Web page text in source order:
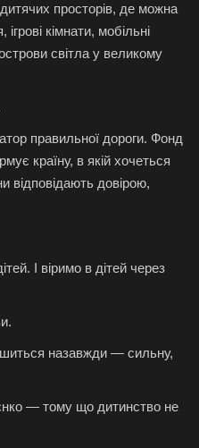
просторів, де можна
кімнати, мобільні
світла у великому
правильної дороги. Фонд
країну, в якій хочеться
відповідають довірою,
І віримо в дітей через
назавжди — сильну,
— тому що дитинство не